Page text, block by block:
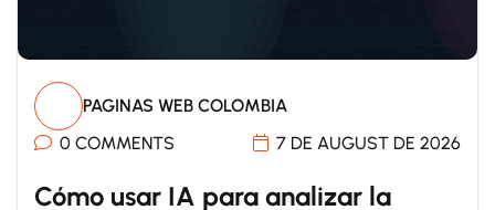
PAGINAS WEB COLOMBIA
0 COMMENTS
7 DE AUGUST DE 2026
Cómo usar IA para analizar la